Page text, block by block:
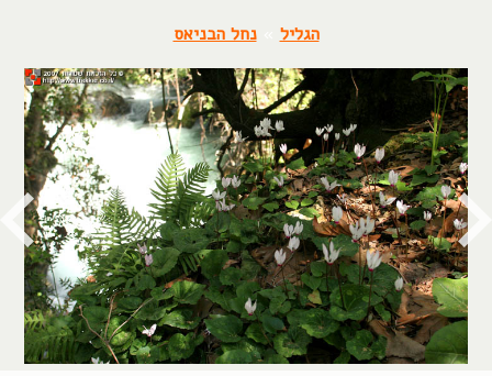
הגליל »נחל הבניאס